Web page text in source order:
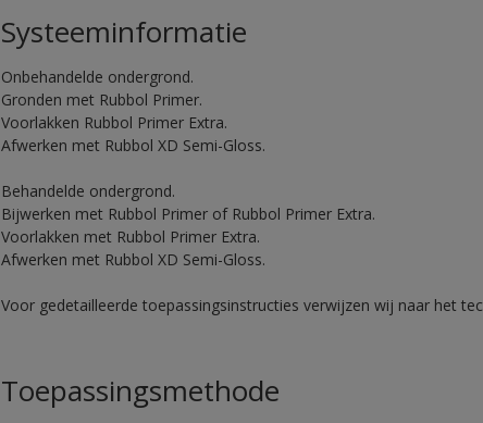
Systeeminformatie
Onbehandelde ondergrond.
Gronden met Rubbol Primer.
Voorlakken Rubbol Primer Extra.
Afwerken met Rubbol XD Semi-Gloss.
Behandelde ondergrond.
Bijwerken met Rubbol Primer of Rubbol Primer Extra.
Voorlakken met Rubbol Primer Extra.
Afwerken met Rubbol XD Semi-Gloss.
Voor gedetailleerde toepassingsinstructies verwijzen wij naar het
Toepassingsmethode